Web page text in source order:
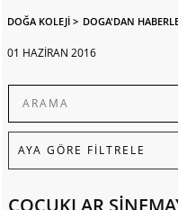
DOĞA KOLEJİ > DOGA'DAN
01 HAZİRAN 2016